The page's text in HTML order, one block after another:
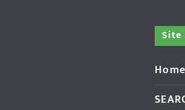
Site
Home